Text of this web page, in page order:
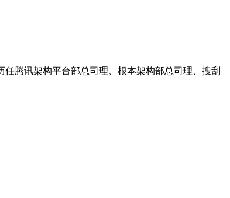
任腾讯架构平台部总司理、根本架构部总司理、搜刮